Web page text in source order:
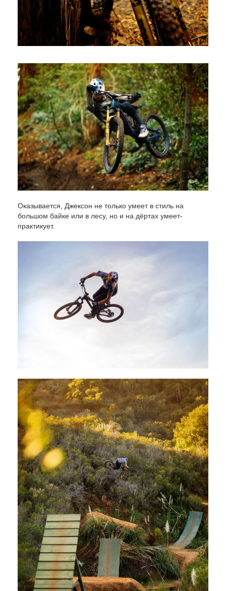
Оказывается, Джексон не только умеет в стиль на
большом байке или в лесу, но и на дёртах умеет-
практикует.